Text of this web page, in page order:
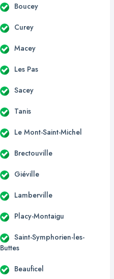
Boucey
Curey
Macey
Les Pas
Sacey
Tanis
Le Mont-Saint-Michel
Brectouville
Giéville
Lamberville
Placy-Montaigu
Saint-Symphorien-les-
Buttes
Beauficel